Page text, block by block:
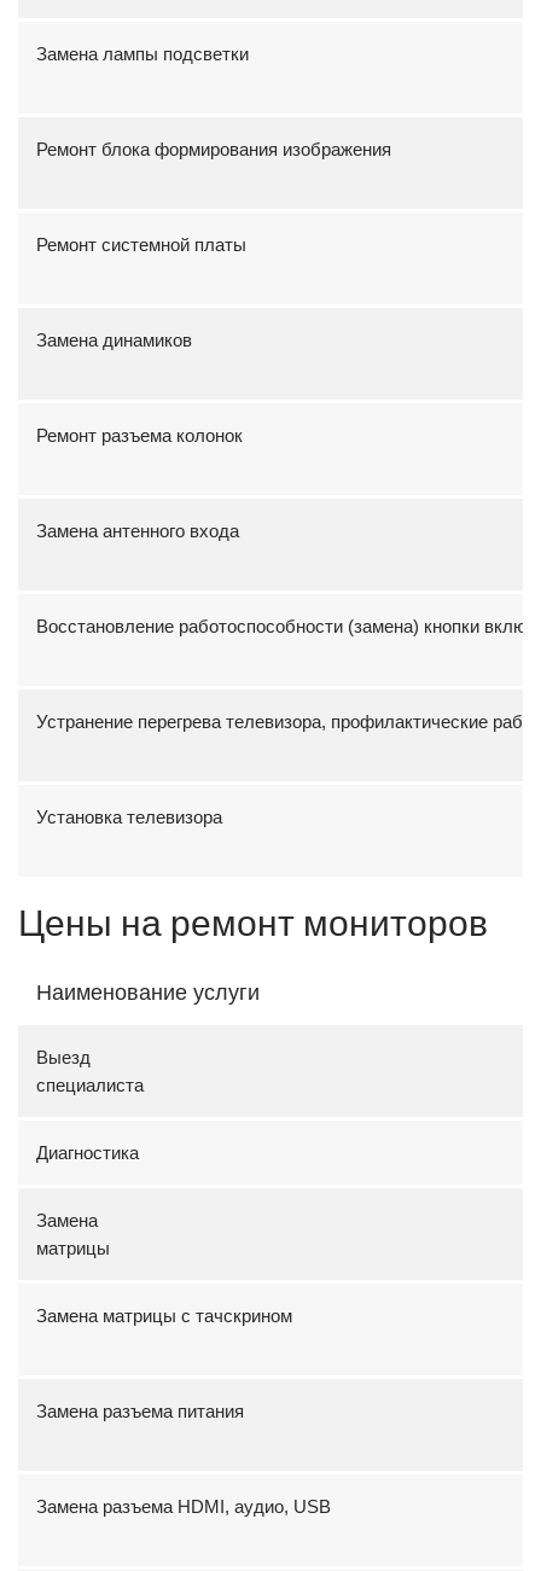
Замена лампы подсветки
Ремонт блока формирования изображения
Ремонт системной платы
Замена динамиков
Ремонт разъема колонок
Замена антенного входа
Восстановление работоспособности (замена) кнопки
Устранение перегрева телевизора, профилактические
Установка телевизора
Цены на ремонт мониторов
Наименование услуги
Выезд
Диагностика
Замена
Замена матрицы с тачскрином
Замена разъема питания
Замена разъема HDMI, аудио, USB